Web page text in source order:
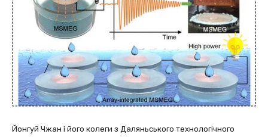
Йонгуй Чжан і його колеги з Даляньського технологічного